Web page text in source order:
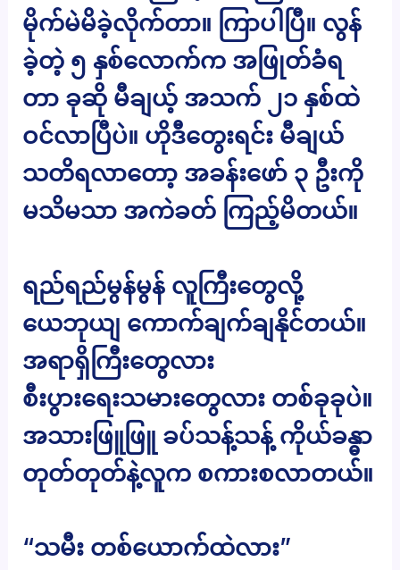
မိုက်မဲမိခဲ့လိုက်တာ။ ကြာပါပြီ။ လွန်
ခဲ့တဲ့ ၅ နှစ်လောက်က အဖြုတ်ခံရ
တာ ခုဆို မီချယ့် အသက် ၂၁ နှစ်ထဲ
ဝင်လာပြီပဲ။ ဟိုဒီတွေးရင်း မီချယ်
သတိရလာတော့ အခန်းဖော် ၃ ဦးကို
မသိမသာ အကဲခတ် ကြည့်မိတယ်။
ရည်ရည်မွန်မွန် လူကြီးတွေလို့
ယေဘုယျ ကောက်ချက်ချနိုင်တယ်။
အရာရှိကြီးတွေလား
စီးပွားရေးသမားတွေလား တစ်ခုခုပဲ။
အသားဖြူဖြူ ခပ်သန့်သန့် ကိုယ်ခန္ဓာ
တုတ်တုတ်နဲ့လူက စကားစလာတယ်။
“သမီး တစ်ယောက်ထဲလား”